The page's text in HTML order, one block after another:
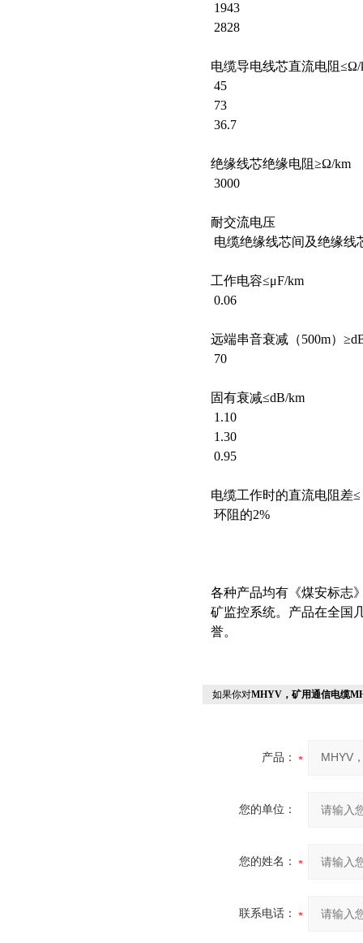
1943
2828
电缆导电线芯直流电阻≤Ω/
45
73
36.7
绝缘线芯绝缘电阻≥Ω/km
3000
耐交流电压
电缆绝缘线芯间及绝缘线
工作电容≤μF/km
0.06
远端串音衰减（500m）
70
固有衰减≤dB/km
1.10
1.30
0.95
电缆工作时的直流电阻差≤
环阻的2%
各种产品均有《煤安标志
矿监控系统。产品在全国
誉。
如果你对MHYV，矿用通信电缆
产品：
您的单位：
您的姓名：
联系电话：